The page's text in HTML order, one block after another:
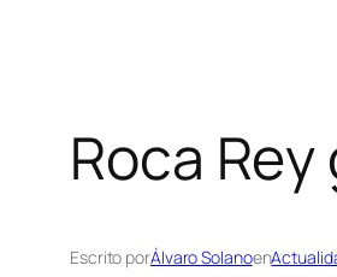
Roca
Escrito porÁlvaro Solanoen